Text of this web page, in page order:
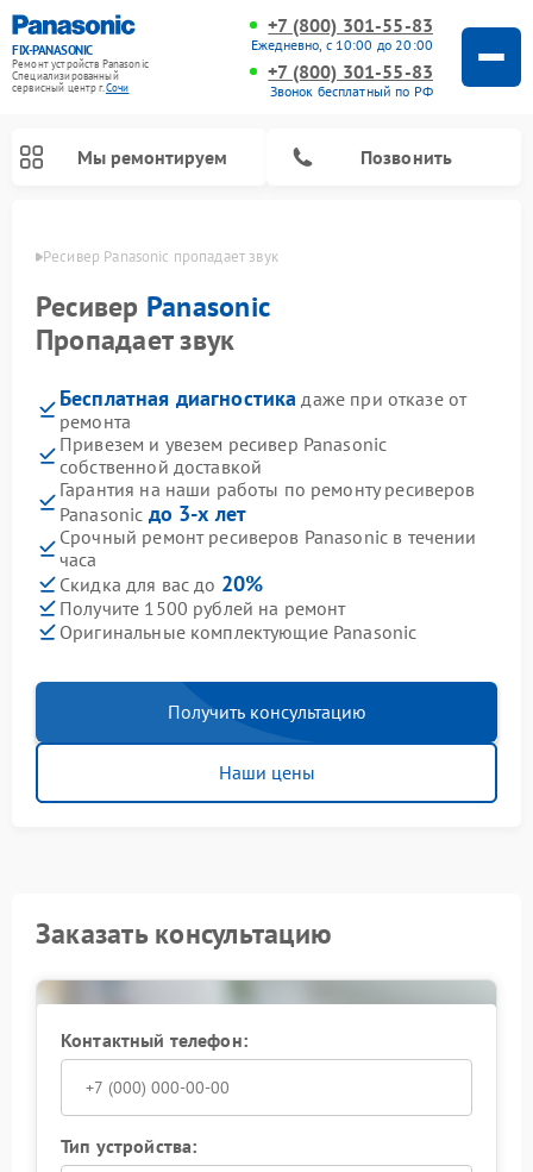
FIX-PANASONIC
Ремонт устройств Panasonic
Специализированный
cервисный центр г.Сочи
+7 (800) 301-55-83
Ежедневно, с 10:00 до 20:00
+7 (800) 301-55-83
Звонок бесплатный по РФ
Мы ремонтируем Позвонить
Ресивер Panasonic пропадает звук
Ресивер Panasonic
Пропадает звук
Бесплатная диагностика даже при отказе от
ремонта
Привезем и увезем ресивер Panasonic
собственной доставкой
Гарантия на наши работы по ремонту ресиверов
Panasonic до 3-х лет
Срочный ремонт ресиверов Panasonic в течении
часа
Скидка для вас до 20%
Получите 1500 рублей на ремонт
Оригинальные комплектующие Panasonic
Получить консультацию
Наши цены
Заказать консультацию
Контактный телефон:
Тип устройства: